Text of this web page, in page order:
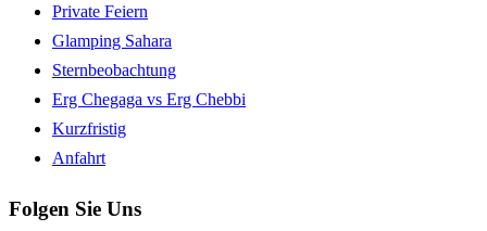
Private Feiern
Glamping Sahara
Sternbeobachtung
Erg Chegaga vs Erg Chebbi
Kurzfristig
Anfahrt
Folgen Sie Uns